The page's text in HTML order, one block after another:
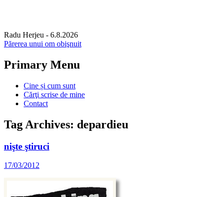
Radu Herjeu - 6.8.2026
Părerea unui om obişnuit
Primary Menu
Skip
content
Cine și cum sunt
Cărţi scrise de mine
Contact
Tag Archives: depardieu
nişte ştiruci
17/03/2012